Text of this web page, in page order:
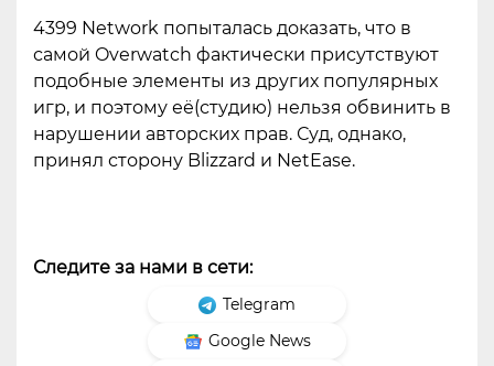
4399 Network попыталась доказать, что в
самой Overwatch фактически присутствуют
подобные элементы из других популярных
игр, и поэтому её(студию) нельзя обвинить в
нарушении авторских прав. Суд, однако,
принял сторону Blizzard и NetEase.
Следите за нами в сети:
Telegram
Google News